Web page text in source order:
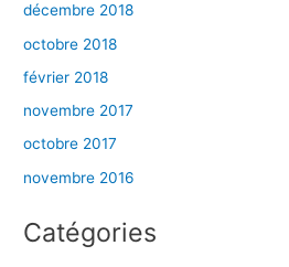
décembre 2018
octobre 2018
février 2018
novembre 2017
octobre 2017
novembre 2016
Catégories